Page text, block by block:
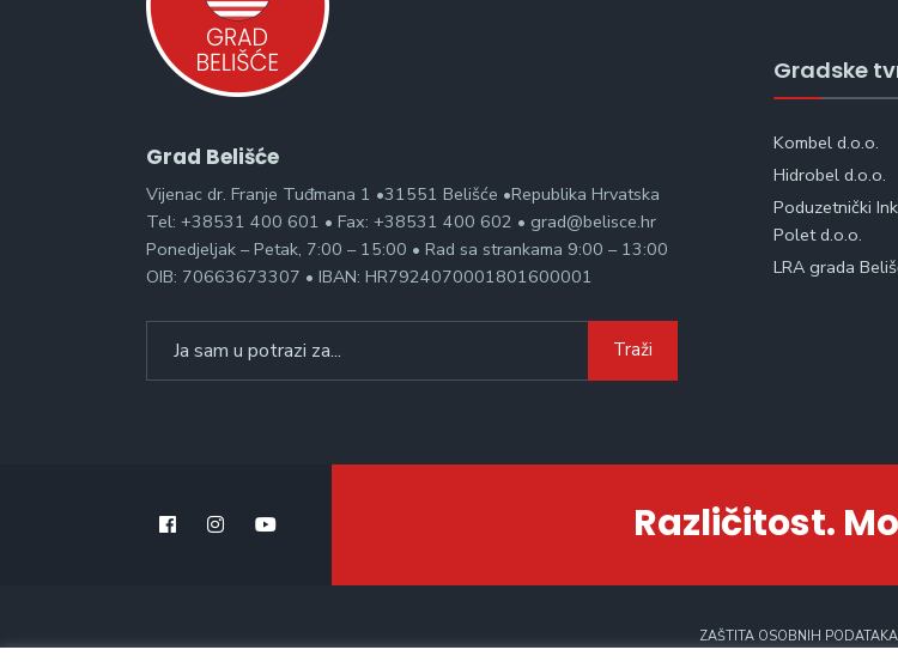
Grad Belišće
Vijenac dr. Franje Tuđmana 1 •31551 Belišće •Republika Hrvatska
Tel: +38531 400 601 • Fax: +38531 400 602 • grad@belisce.hr
Ponedjeljak – Petak, 7:00 – 15:00 • Rad sa strankama 9:00 – 13:00
OIB: 70663673307 • IBAN: HR7924070001801600001
Traži
Gradske
Kombel d.o.o.
Hidrobel d.o.o.
Poduzetnički
Polet d.o.o.
LRA grada
Različitost.
ZAŠTITA OSOBNIH PODATAKA